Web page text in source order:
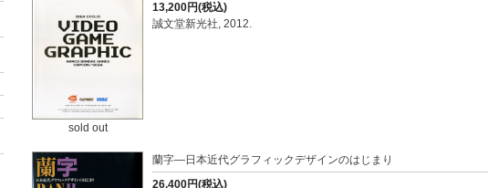
sold out
13,200円(税込)
誠文堂新光社, 2012.
蘭字―日本近代グラフィックデザインのはじまり
26,400円(税込)